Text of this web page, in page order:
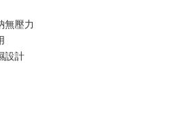
無壓力
設計